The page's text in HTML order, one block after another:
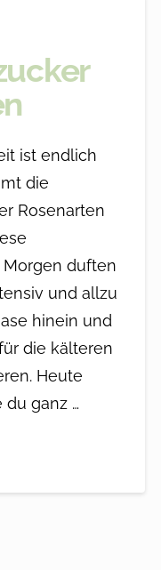
ist endlich
die
Rosenarten
Morgen duften
und allzu
hinein und
die kälteren
Heute
ganz …